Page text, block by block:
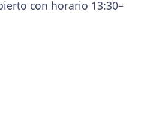
con horario 13:30–